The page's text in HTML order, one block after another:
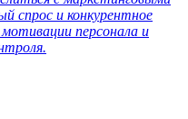
спрос и конкурентное
персонала и